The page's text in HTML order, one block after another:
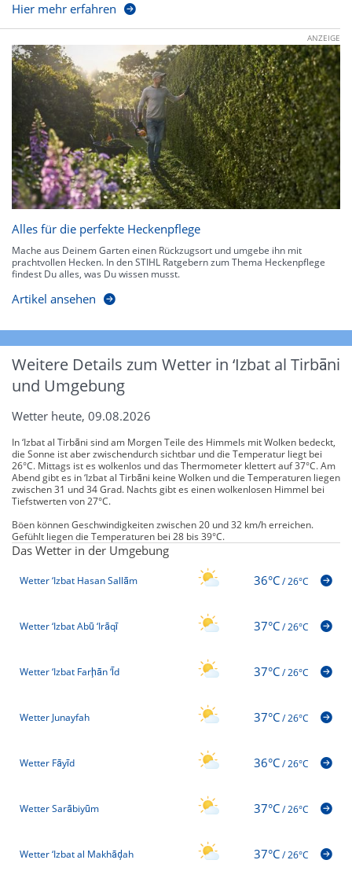
Hier mehr erfahren
ANZEIGE
Alles für die perfekte Heckenpflege
Mache aus Deinem Garten einen Rückzugsort und umgebe ihn mit
prachtvollen Hecken. In den STIHL Ratgebern zum Thema Heckenpflege
findest Du alles, was Du wissen musst.
Artikel ansehen
Weitere Details zum Wetter in ‘Izbat al Tirbāni
und Umgebung
Wetter heute, 09.08.2026
In ‘Izbat al Tirbāni sind am Morgen Teile des Himmels mit Wolken bedeckt,
die Sonne ist aber zwischendurch sichtbar und die Temperatur liegt bei
26°C. Mittags ist es wolkenlos und das Thermometer klettert auf 37°C. Am
Abend gibt es in ‘Izbat al Tirbāni keine Wolken und die Temperaturen liegen
zwischen 31 und 34 Grad. Nachts gibt es einen wolkenlosen Himmel bei
Tiefstwerten von 27°C.
Böen können Geschwindigkeiten zwischen 20 und 32 km/h erreichen.
Gefühlt liegen die Temperaturen bei 28 bis 39°C.
Das Wetter in der Umgebung
Wetter ‘Izbat Hasan Sallām 36°C/26°C
Wetter ‘Izbat Abū ‘Irāqī 37°C/26°C
Wetter ‘Izbat Farḩān ‘Īd 37°C/26°C
Wetter Junayfah 37°C/26°C
Wetter Fāyīd 36°C/26°C
Wetter Sarābiyūm 37°C/26°C
Wetter ‘Izbat al Makhāḑah 37°C/26°C